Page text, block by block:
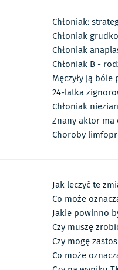
Chłoniak:
Chłoniak
Chłoniak
Chłoniak B -
Męczyły ją bóle
24-latka
Chłoniak
Znany aktor ma
Choroby
Jak leczyć te
Co może
Jakie powinno
Czy muszę
Czy mogę
Co może